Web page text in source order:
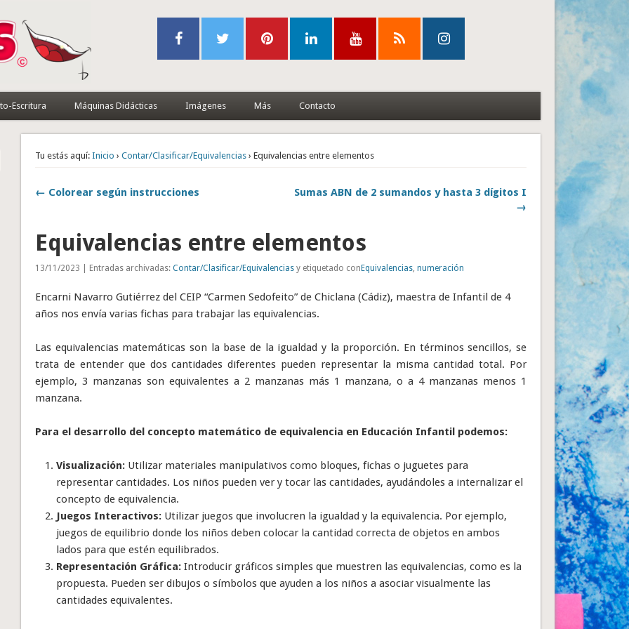
Escritura Máquinas Didácticas Imágenes Más Contacto
Tu estás aquí: Inicio ›Contar/Clasificar/Equivalencias › Equivalencias entre elementos
← Colorear según instrucciones
Sumas ABN de 2 sumandos y hasta 3 dígitos I
→
Equivalencias entre elementos
13/11/2023 | Entradas archivadas:Contar/Clasificar/Equivalencias y etiquetado conEquivalencias,numeración
Encarni Navarro Gutiérrez del CEIP “Carmen Sedofeito” de Chiclana (Cádiz), maestra de Infantil de 4
años nos envía varias fichas para trabajar las equivalencias.
Las equivalencias matemáticas son la base de la igualdad y la proporción. En términos sencillos, se
trata de entender que dos cantidades diferentes pueden representar la misma cantidad total. Por
ejemplo, 3 manzanas son equivalentes a 2 manzanas más 1 manzana, o a 4 manzanas menos 1
manzana.
Para el desarrollo del concepto matemático de equivalencia en Educación Infantil podemos:
Visualización: Utilizar materiales manipulativos como bloques, fichas o juguetes para
representar cantidades. Los niños pueden ver y tocar las cantidades, ayudándoles a internalizar el
concepto de equivalencia.
Juegos Interactivos: Utilizar juegos que involucren la igualdad y la equivalencia. Por ejemplo,
juegos de equilibrio donde los niños deben colocar la cantidad correcta de objetos en ambos
lados para que estén equilibrados.
Representación Gráfica: Introducir gráficos simples que muestren las equivalencias, como es la
propuesta. Pueden ser dibujos o símbolos que ayuden a los niños a asociar visualmente las
cantidades equivalentes.